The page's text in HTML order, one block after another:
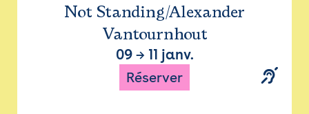
Not Standing/Alexander
Vantournhout
09→ 11 janv.
Réserver